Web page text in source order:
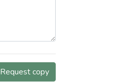
Request copy